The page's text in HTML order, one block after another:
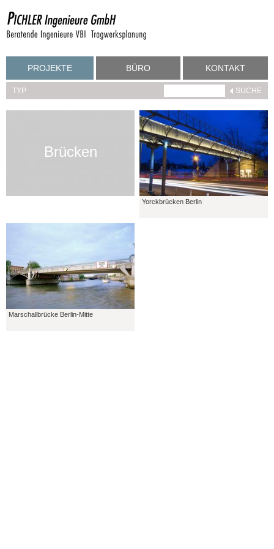
PROJEKTE BÜRO KONTAKT
TYP
Brücken
Yorckbrücken Berlin
Marschallbrücke Berlin-Mitte